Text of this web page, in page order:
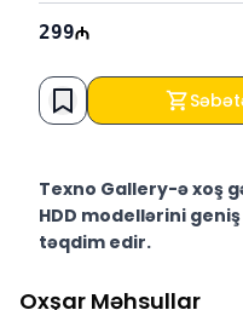
299
Texno Gallery-ə xoş
HDD modellərini
təqdim edir.
2011-ci ildən etibarən
Oxşar Məhsullar